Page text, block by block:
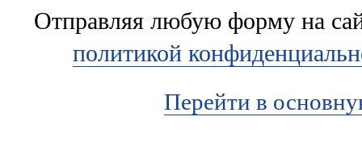
Отправляя любую форму на
политикой
Перейти в